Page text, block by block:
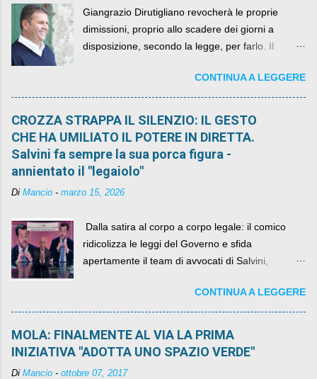
Giangrazio Dirutigliano revocherà le proprie
dimissioni, proprio allo scadere dei giorni a
disposizione, secondo la legge, per farlo. Il
quelli che si auspicavano il contrario.CONTINUA A LEGGERE
CROZZA STRAPPA IL SILENZIO: IL GESTO
CHE HA UMILIATO IL POTERE IN DIRETTA.
Salvini fa sempre la sua porca figura -
annientato il "legaiolo"
Di Mancio - marzo 15, 2026
​ Dalla satira al corpo a corpo legale: il comico
ridicolizza le leggi del Governo e sfida
apertamente il team di avvocati di Salvini,
CONTINUA A LEGGERE
MOLA: FINALMENTE AL VIA LA PRIMA
INIZIATIVA "ADOTTA UNO SPAZIO VERDE"
Di Mancio - ottobre 07, 2017